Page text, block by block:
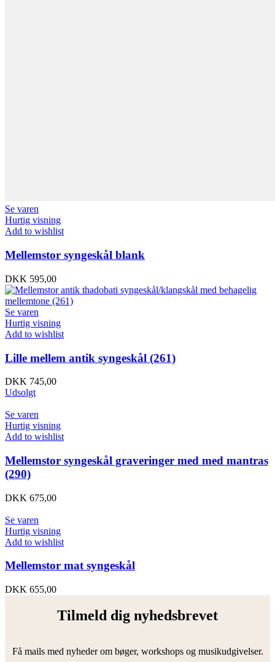
Se varen
Hurtig visning
Add to wishlist
Mellemstor syngeskål blank
DKK 595,00
Se varen
Hurtig visning
Add to wishlist
Lille mellem antik syngeskål (261)
DKK 745,00
Udsolgt
Se varen
Hurtig visning
Add to wishlist
Mellemstor syngeskål graveringer med med mantras
(290)
DKK 675,00
Se varen
Hurtig visning
Add to wishlist
Mellemstor mat syngeskål
DKK 655,00
Tilmeld dig nyhedsbrevet
Få mails med nyheder om bøger, workshops og musikudgivelser.